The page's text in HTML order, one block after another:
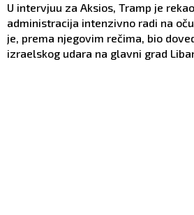
U intervjuu za Aksios, Tramp je
administracija intenzivno radi na
je, prema njegovim rečima, bio
izraelskog udara na glavni grad